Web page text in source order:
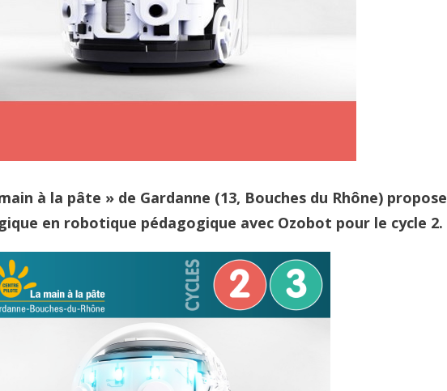
à la pâte » de Gardanne (13, Bouches du Rhône) propose
en robotique pédagogique avec Ozobot pour le cycle 2.